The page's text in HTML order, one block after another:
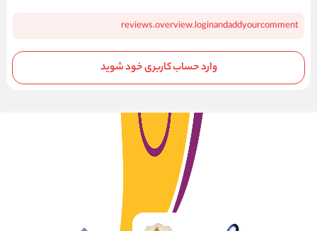
reviews.overview.loginandaddyourcomment
وارد حساب کاربری خود شوید